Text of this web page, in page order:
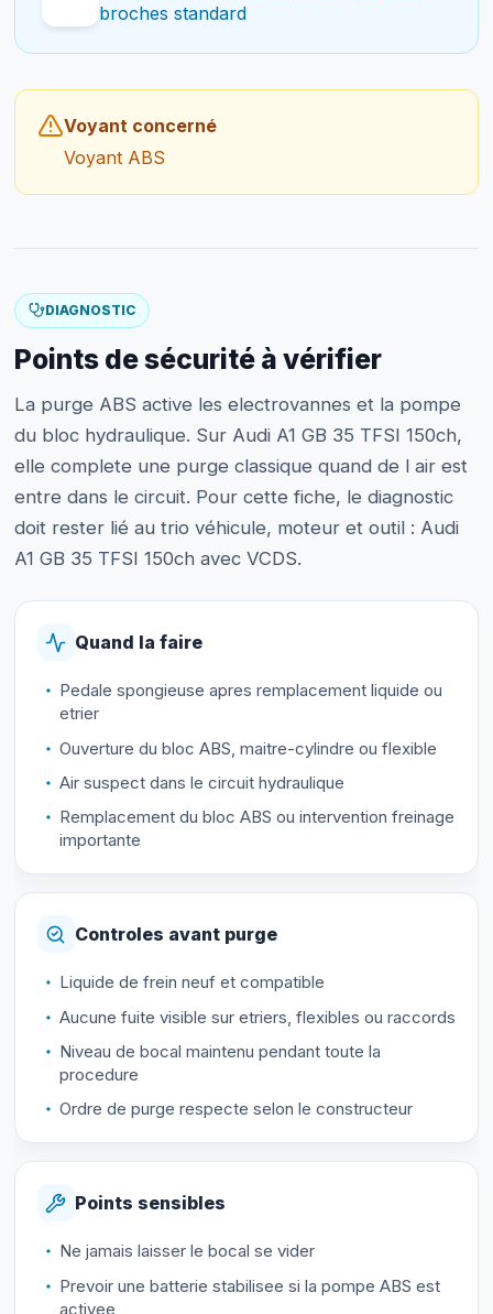
broches standard
Voyant concerné
Voyant ABS
DIAGNOSTIC
Points de sécurité à vérifier
La purge ABS active les electrovannes et la pompe
du bloc hydraulique. Sur Audi A1 GB 35 TFSI 150ch,
elle complete une purge classique quand de l air est
entre dans le circuit. Pour cette fiche, le diagnostic
doit rester lié au trio véhicule, moteur et outil : Audi
A1 GB 35 TFSI 150ch avec VCDS.
Quand la faire
Pedale spongieuse apres remplacement liquide ou
etrier
Ouverture du bloc ABS, maitre-cylindre ou flexible
Air suspect dans le circuit hydraulique
Remplacement du bloc ABS ou intervention freinage
importante
Controles avant purge
Liquide de frein neuf et compatible
Aucune fuite visible sur etriers, flexibles ou raccords
Niveau de bocal maintenu pendant toute la
procedure
Ordre de purge respecte selon le constructeur
Points sensibles
Ne jamais laisser le bocal se vider
Prevoir une batterie stabilisee si la pompe ABS est
activee